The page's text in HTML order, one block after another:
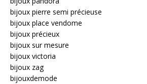
bijoux pierre semi précieuse
bijoux place vendome
bijoux précieux
bijoux sur mesure
bijoux victoria
bijoux zag
bijouxdemode